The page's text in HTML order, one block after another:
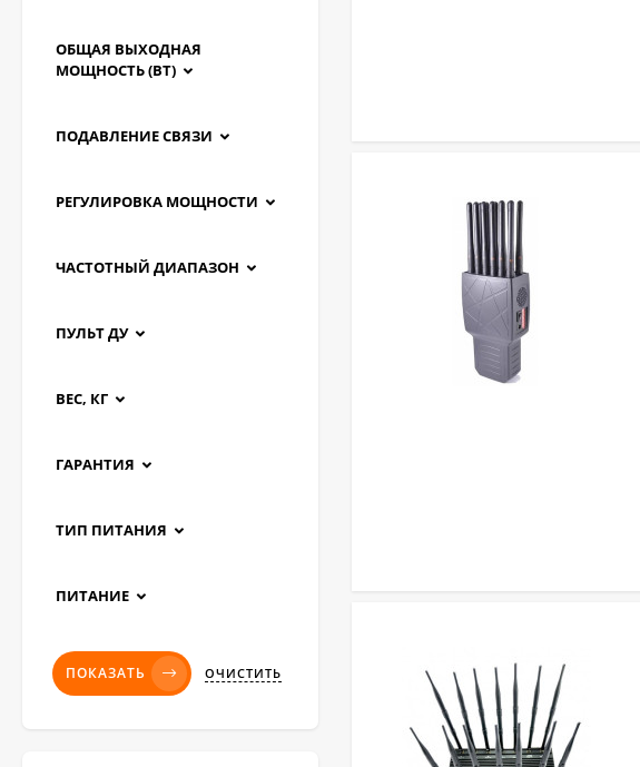
ОБЩАЯ ВЫХОДНАЯ
МОЩНОСТЬ (ВТ)
ПОДАВЛЕНИЕ СВЯЗИ
РЕГУЛИРОВКА МОЩНОСТИ
ЧАСТОТНЫЙ ДИАПАЗОН
ПУЛЬТ ДУ
ВЕС, КГ
ГАРАНТИЯ
ТИП ПИТАНИЯ
ПИТАНИЕ
ПОКАЗАТЬ ОЧИСТИТЬ